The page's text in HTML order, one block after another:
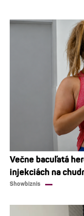
Večne bacuľatá
injekciách na
Showbiznis